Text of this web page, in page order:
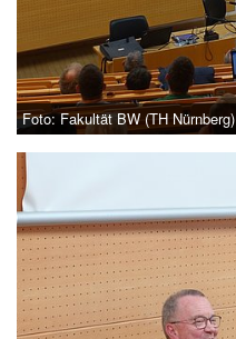
Foto: Fakultät BW (TH Nürnberg)